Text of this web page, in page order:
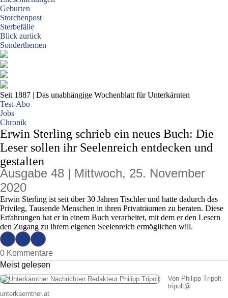
Geburten
Storchenpost
Sterbefälle
Blick zurück
Sonderthemen
Seit 1887 | Das unabhängige Wochenblatt für Unterkärnten
Test-Abo
Jobs
Chronik
Erwin Sterling schrieb ein neues Buch: Die
Leser sollen ihr Seelenreich entdecken und
gestalten
Ausgabe 48 | Mittwoch, 25. November
2020
Erwin Sterling ist seit über 30 Jahren Tischler und hatte dadurch das
Privileg, Tausende Menschen in ihren Privaträumen zu beraten. Diese
Erfahrungen hat er in einem Buch verarbeitet, mit dem er den Lesern
den Zugang zu ihrem eigenen Seelenreich ermöglichen will.
0 Kommentare
Meist gelesen
Von Philipp Tripolt
tripolt@
unterkaerntner.at